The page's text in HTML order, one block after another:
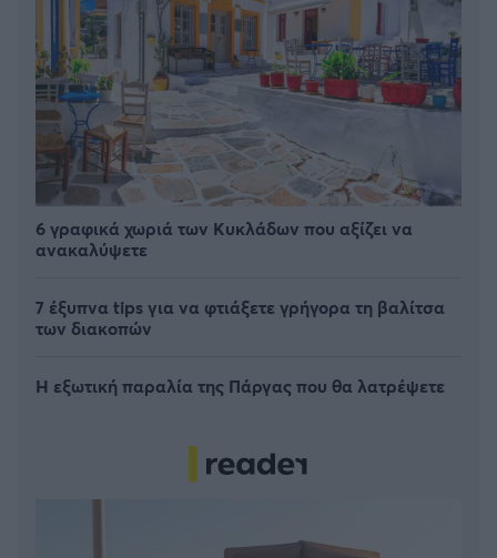
6 γραφικά χωριά των Κυκλάδων που αξίζει να
ανακαλύψετε
7 έξυπνα tips για να φτιάξετε γρήγορα τη βαλίτσα
των διακοπών
Η εξωτική παραλία της Πάργας που θα λατρέψετε